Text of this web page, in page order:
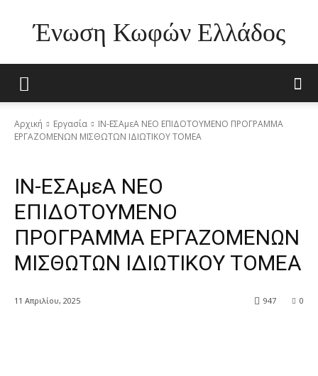
Ένωση Κωφών Ελλάδος
Αρχική Εργασία
ΙΝ-ΕΣΑμεΑ ΝΕΟ ΕΠΙΔΟΤΟΥΜΕΝΟ ΠΡΟΓΡΑΜΜΑ
ΕΡΓΑΖΟΜΕΝΩΝ ΜΙΣΘΩΤΩΝ ΙΔΙΩΤΙΚΟΥ ΤΟΜΕΑ
ΙΝ-ΕΣΑμεΑ ΝΕΟ
ΕΠΙΔΟΤΟΥΜΕΝΟ
ΠΡΟΓΡΑΜΜΑ ΕΡΓΑΖΟΜΕΝΩΝ
ΜΙΣΘΩΤΩΝ ΙΔΙΩΤΙΚΟΥ ΤΟΜΕΑ
11 Απριλίου, 2025 0
947